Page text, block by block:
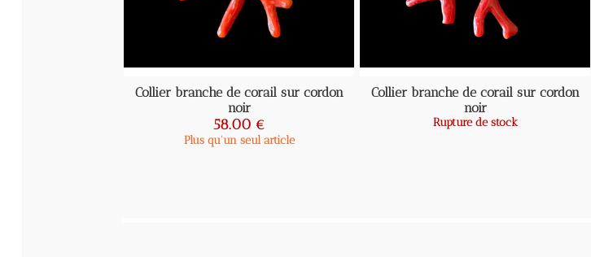
Collier branche de corail sur cordon
58.00 €
Plus qu'un seul article
Collier branche de corail sur cordon
Rupture de stock